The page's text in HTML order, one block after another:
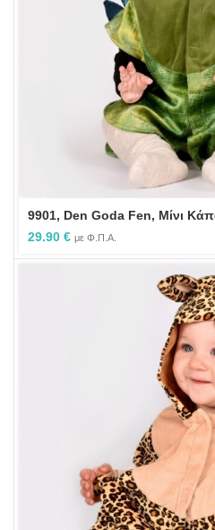
9901, Den Goda Fen, Μίνι
29.90 € με Φ.Π.Α.